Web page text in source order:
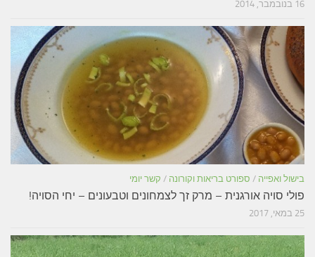
16 בנובמבר, 2014
בישול ואפייה / ספורט בריאות וקורונה / קשר יומי
פולי סויה אורגנית – מרק זך לצמחונים וטבעונים – יחי הסויה!
25 במאי, 2017